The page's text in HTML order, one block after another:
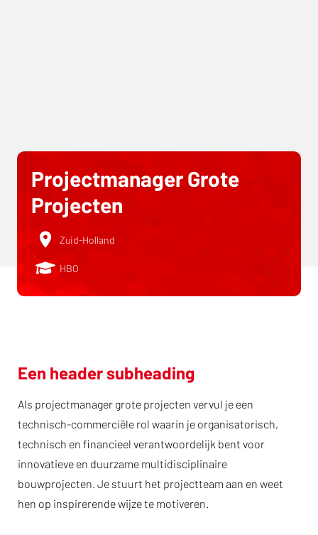
Projectmanager Grote
Projecten
Zuid-Holland
HBO
Een header subheading
Als projectmanager grote projecten vervul je een
technisch-commerciële rol waarin je organisatorisch,
technisch en financieel verantwoordelijk bent voor
innovatieve en duurzame multidisciplinaire
bouwprojecten. Je stuurt het projectteam aan en weet
hen op inspirerende wijze te motiveren.